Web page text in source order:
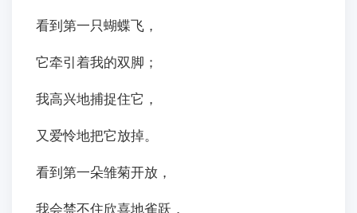
看到第一只蝴蝶飞，
它牵引着我的双脚；
我高兴地捕捉住它，
又爱怜地把它放掉。
看到第一朵雏菊开放，
我会禁不住欣喜地雀跃，